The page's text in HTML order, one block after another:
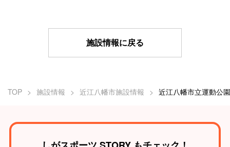
TOP 施設情報 近江八幡市施設情報
施設情報に戻る